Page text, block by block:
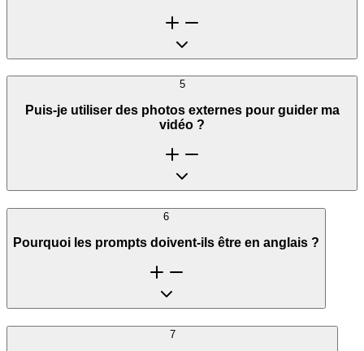
5
Puis-je utiliser des photos externes pour guider ma
vidéo ?
6
Pourquoi les prompts doivent-ils être en anglais ?
7